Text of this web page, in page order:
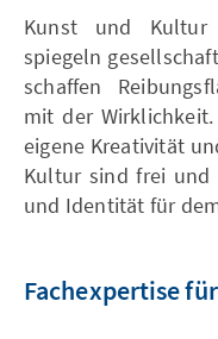
Kunst und Kultur
spiegeln
schaffen
mit der
eigene Kreativität
Kultur sind frei und
und Identität für
Fachexpertise